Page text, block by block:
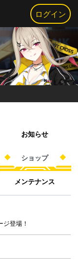
ログイン
お知らせ
ショップ
メンテナンス
登場！